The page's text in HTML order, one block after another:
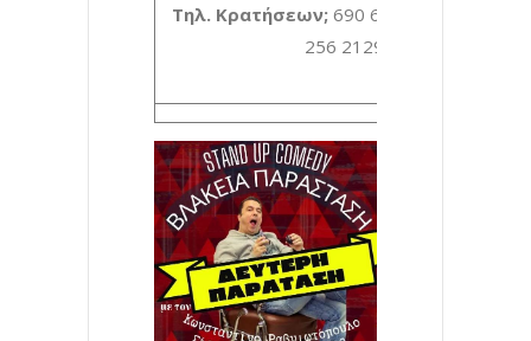
Tηλ. Κρατήσεων; 690 646 7283 και 693
256 2129